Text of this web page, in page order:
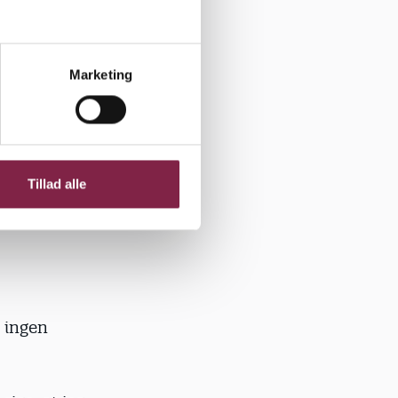
Marketing
Tillad alle
om at
få
måde.
er
ingen